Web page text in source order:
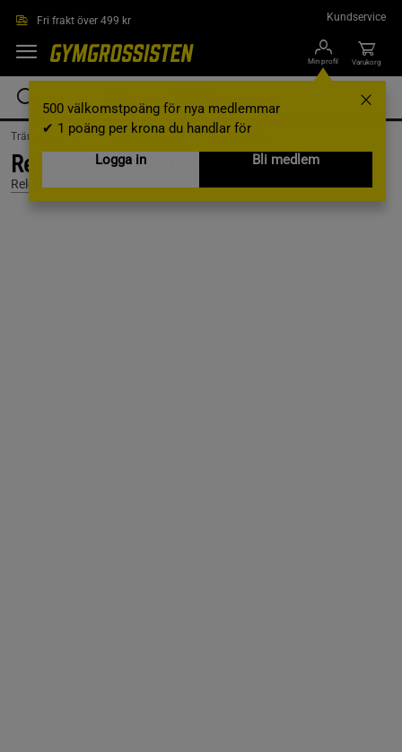
Fri frakt över 499 kr Kundservice
Min profil
500 välkomstpoäng för nya medlemmar
✔ 1 poäng per krona du handlar för
Logga in
Bli medlem
Varukorg
Träningskläder / Träningskläder Dam /Träningströjor
Relode Clean Zip Longsleeve, Black, L
Relode